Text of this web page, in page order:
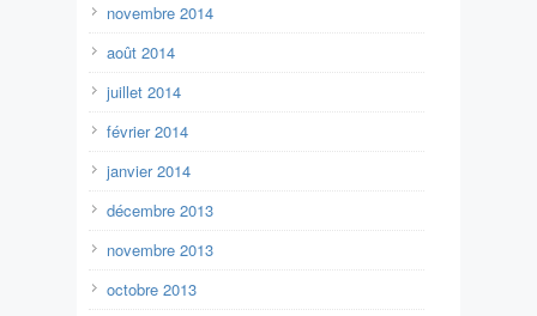
novembre 2014
août 2014
juillet 2014
février 2014
janvier 2014
décembre 2013
novembre 2013
octobre 2013